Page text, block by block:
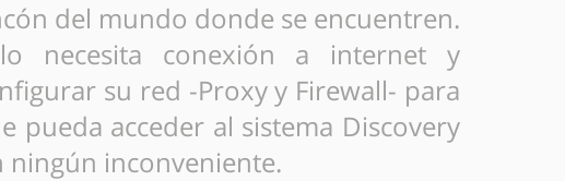
del mundo donde se encuentren.
necesita conexión a internet y
su red -Proxy y Firewall- para
pueda acceder al sistema Discovery
ningún inconveniente.